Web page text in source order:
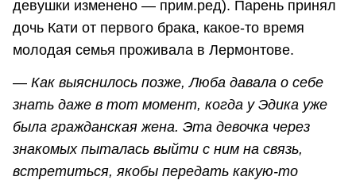
девушки изменено — прим.ред). Парень принял
дочь Кати от первого брака, какое-то время
молодая семья проживала в Лермонтове.
— Как выяснилось позже, Люба давала о себе
знать даже в тот момент, когда у Эдика уже
была гражданская жена. Эта девочка через
знакомых пыталась выйти с ним на связь,
встретиться, якобы передать какую-то